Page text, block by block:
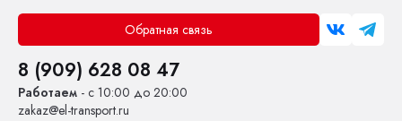
Обратная связь
8 (909) 628 08 47
Работаем - с 10:00 до 20:00
zakaz@el-transport.ru